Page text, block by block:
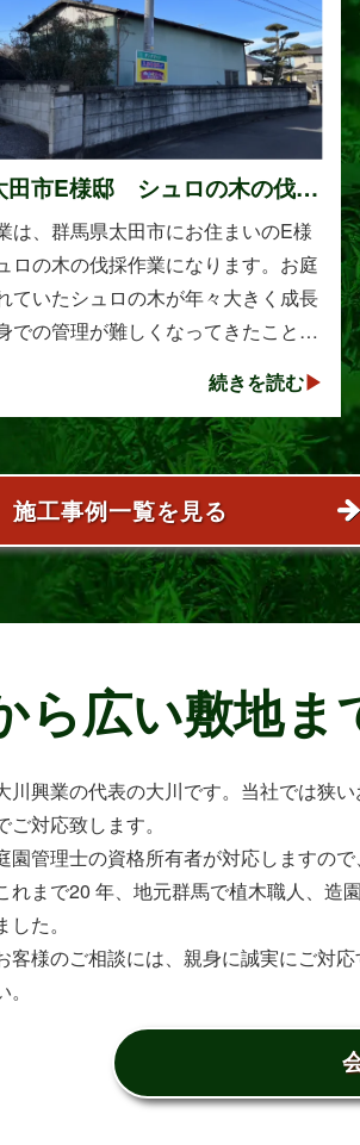
田市E様邸 シュロの木の伐採
は、群馬県太田市にお住まいのE様
ロの木の伐採作業になります。お庭
ていたシュロの木が年々大きく成長
での管理が難しくなってきたことか
木として知られていますが、一度大
続きを読む
施工事例一覧を見る
ら広い敷地ま
川興業の代表の大川です。当社では狭
ご対応致します。
園管理士の資格所有者が対応しますの
れまで20 年、地元群馬で植木職人、造
した。
客様のご相談には、親身に誠実にご対
。